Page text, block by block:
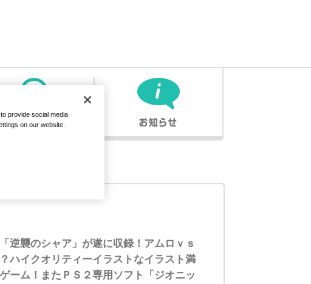
逆襲のシャア」が遂に収録！アムロｖｓ
ハイクオリティーイラストなイラスト満
ーム！またＰＳ２専用ソフト「ジオニッ
provide social media
on our website.